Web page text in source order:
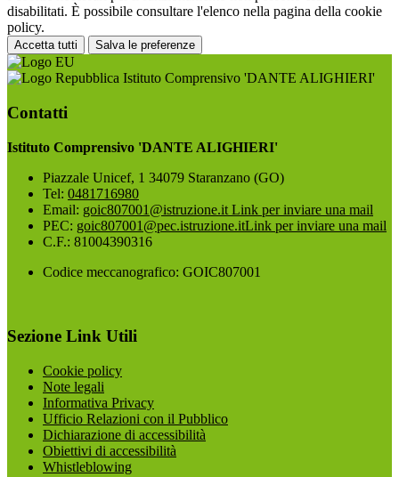
disabilitati. È possibile consultare l'elenco nella pagina della cookie
policy.
Accetta tutti Salva le preferenze
Istituto Comprensivo 'DANTE ALIGHIERI'
Contatti
Istituto Comprensivo 'DANTE ALIGHIERI'
Piazzale Unicef, 1 34079 Staranzano (GO)
Tel: 0481716980
Email: goic807001@istruzione.it Link per inviare una mail
PEC: goic807001@pec.istruzione.itLink per inviare una mail
C.F.: 81004390316
Codice meccanografico: GOIC807001
Sezione Link Utili
Cookie policy
Note legali
Informativa Privacy
Ufficio Relazioni con il Pubblico
Dichiarazione di accessibilità
Obiettivi di accessibilità
Whistleblowing